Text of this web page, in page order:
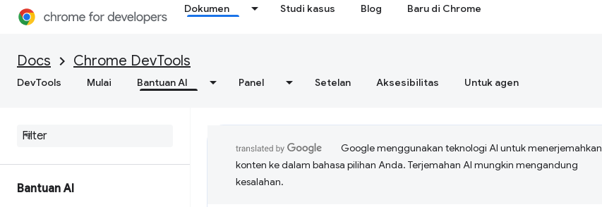
Dokumen Studi kasus Blog Baru di Chrome
Docs Chrome DevTools
DevTools Mulai Bantuan AI Panel Setelan Aksesibilitas Untuk agen
Bantuan AI
Google menggunakan teknologi AI untuk menerjemahkan
konten ke dalam bahasa pilihan Anda. Terjemahan AI mungkin mengandung
kesalahan.